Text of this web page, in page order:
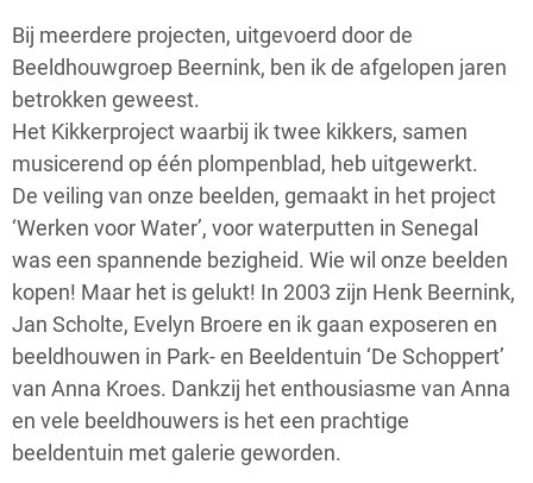
Bij meerdere projecten, uitgevoerd door de
Beeldhouwgroep Beernink, ben ik de afgelopen jaren
betrokken geweest.
Het Kikkerproject waarbij ik twee kikkers, samen
musicerend op één plompenblad, heb uitgewerkt.
De veiling van onze beelden, gemaakt in het project
‘Werken voor Water’, voor waterputten in Senegal
was een spannende bezigheid. Wie wil onze beelden
kopen! Maar het is gelukt! In 2003 zijn Henk Beernink,
Jan Scholte, Evelyn Broere en ik gaan exposeren en
beeldhouwen in Park- en Beeldentuin ‘De Schoppert’
van Anna Kroes. Dankzij het enthousiasme van Anna
en vele beeldhouwers is het een prachtige
beeldentuin met galerie geworden.